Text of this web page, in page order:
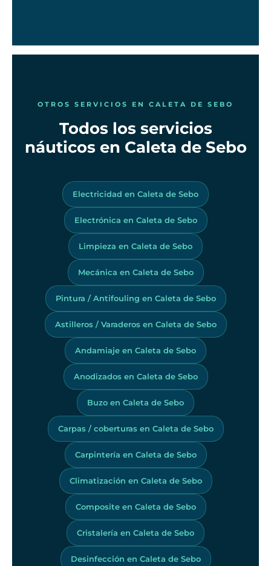
OTROS SERVICIOS EN CALETA DE SEBO
Todos los servicios
náuticos en Caleta de Sebo
Electricidad en Caleta de Sebo
Electrónica en Caleta de Sebo
Limpieza en Caleta de Sebo
Mecánica en Caleta de Sebo
Pintura / Antifouling en Caleta de Sebo
Astilleros / Varaderos en Caleta de Sebo
Andamiaje en Caleta de Sebo
Anodizados en Caleta de Sebo
Buzo en Caleta de Sebo
Carpas / coberturas en Caleta de Sebo
Carpintería en Caleta de Sebo
Climatización en Caleta de Sebo
Composite en Caleta de Sebo
Cristalería en Caleta de Sebo
Desinfección en Caleta de Sebo